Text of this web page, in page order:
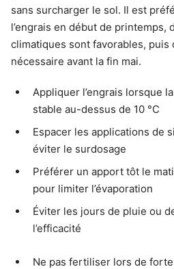
sans surcharger le sol. Il est
l’engrais en début de printemps,
climatiques sont favorables, puis
nécessaire avant la fin mai.
Appliquer l’engrais lorsque
stable au-dessus de 10 °C
Espacer les applications de
éviter le surdosage
Préférer un apport tôt le
pour limiter l’évaporation
Éviter les jours de pluie ou
l’efficacité
Ne pas fertiliser lors de